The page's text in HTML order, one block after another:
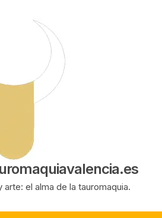
arte: el alma de la tauromaquia.